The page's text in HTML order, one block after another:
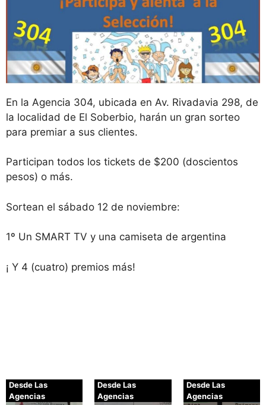
En la Agencia 304, ubicada en Av. Rivadavia 298, de
la localidad de El Soberbio, harán un gran sorteo
para premiar a sus clientes.
Participan todos los tickets de $200 (doscientos
pesos) o más.
Sortean el sábado 12 de noviembre:
1º Un SMART TV y una camiseta de argentina
¡ Y 4 (cuatro) premios más!
Desde Las
Agencias
Desde Las
Agencias
Desde Las
Agencias